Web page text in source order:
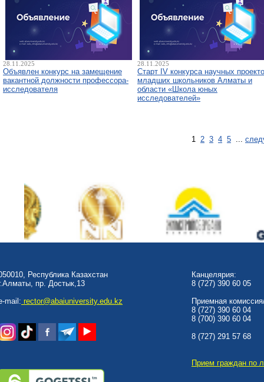
28.11.2025
Объявлен конкурс на замещение
вакантной должности профессора-
исследователя
28.11.2025
Старт IV конкурса научных
младших школьников Алматы и
области «Школа юных
исследователей»
1 2 3 4 5 ...
Республика Казахстан
пр. Достык,13
mail: rector@abaiuniversity.edu.kz
Канцелярия:
8 (727) 390 60 05
Приемная
8 (727) 390 60 04
8 (700) 390 60 04
8 (727) 291 57 68
Прием граждан по